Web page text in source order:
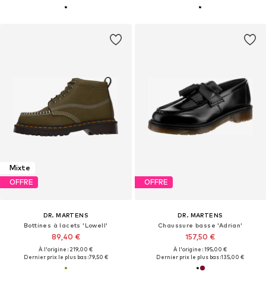
Mixte
OFFRE
DR. MARTENS
Bottines à lacets 'Lowell'
89,40 €
À l'origine : 219,00 €
Dernier prix le plus bas :79,50 €
OFFRE
DR. MARTENS
Chaussure basse 'Adrian'
157,50 €
À l'origine : 195,00 €
Dernier prix le plus bas :135,00 €